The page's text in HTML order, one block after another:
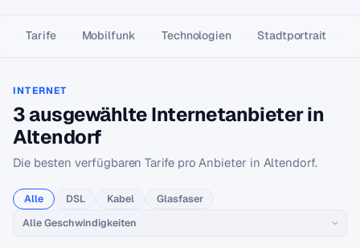
Tarife Mobilfunk Technologien Stadtportrait
INTERNET
3 ausgewählte Internetanbieter in
Altendorf
Die besten verfügbaren Tarife pro Anbieter in Altendorf.
Alle DSL Kabel Glasfaser